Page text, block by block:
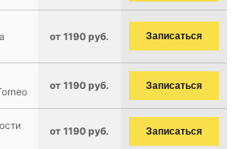
от 1190 руб. Записаться
от 1190 руб. Записаться
от 1190 руб. Записаться